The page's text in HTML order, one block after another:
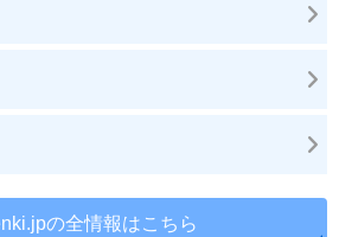
の全情報はこちら